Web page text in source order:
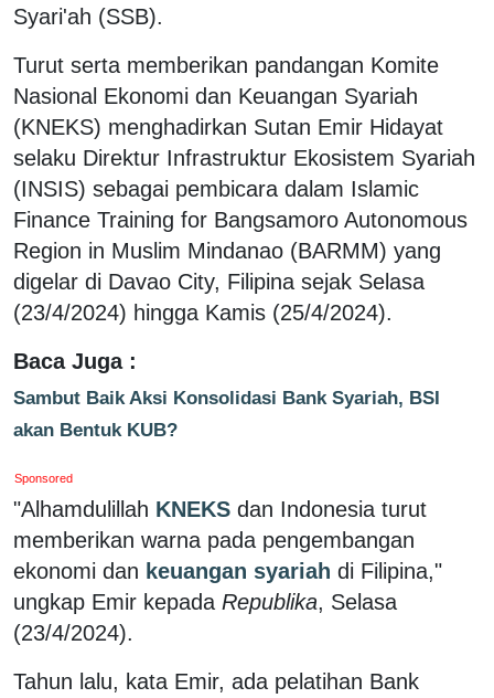
Syari'ah (SSB).
Turut serta memberikan pandangan Komite
Nasional Ekonomi dan Keuangan Syariah
(KNEKS) menghadirkan Sutan Emir Hidayat
selaku Direktur Infrastruktur Ekosistem Syariah
(INSIS) sebagai pembicara dalam Islamic
Finance Training for Bangsamoro Autonomous
Region in Muslim Mindanao (BARMM) yang
digelar di Davao City, Filipina sejak Selasa
(23/4/2024) hingga Kamis (25/4/2024).
Baca Juga :
Sambut Baik Aksi Konsolidasi Bank Syariah, BSI
akan Bentuk KUB?
Sponsored
"Alhamdulillah KNEKS dan Indonesia turut
memberikan warna pada pengembangan
ekonomi dan keuangan syariah di Filipina,"
ungkap Emir kepada Republika, Selasa
(23/4/2024).
Tahun lalu, kata Emir, ada pelatihan Bank